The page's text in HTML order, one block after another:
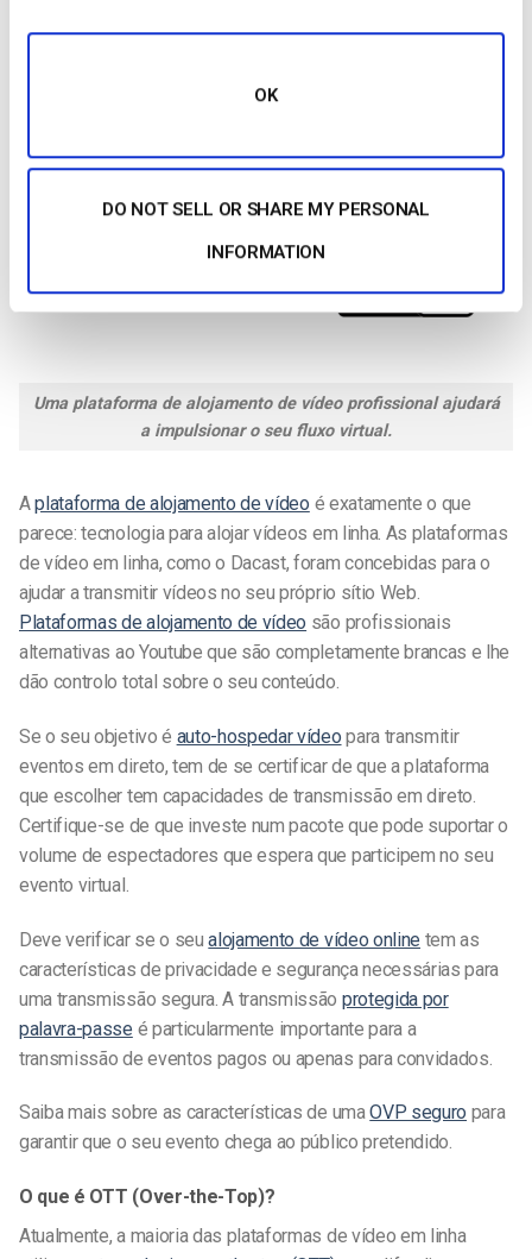
OK
DO NOT SELL OR SHARE MY PERSONAL
INFORMATION
O que é uma plataforma de alojamento de vídeo?
Uma plataforma de alojamento de vídeo profissional ajudará
a impulsionar o seu fluxo virtual.
Aplataforma de alojamento de vídeo é exatamente o que
parece:tecnologia para alojar vídeos em linha. As plataformas
de vídeo em linha, como o Dacast, foram concebidas para o
ajudar a transmitir vídeos no seu próprio sítio Web.
Plataformas de alojamento de vídeo são profissionais
alternativas ao Youtube que são completamente brancas e lhe
dão controlo total sobre o seu conteúdo.
Se o seu objetivo é auto-hospedar vídeo para transmitir
eventos em direto, tem de se certificar de que a plataforma
que escolher tem capacidades de transmissão em direto.
Certifique-se de que investe num pacote que pode suportar o
volume de espectadores que espera que participem no seu
evento virtual.
Deve verificar se o seualojamento de vídeo online tem as
características de privacidade e segurança necessárias para
uma transmissão segura. A transmissão protegida por
palavra-passe é particularmente importante para a
transmissão de eventos pagos ou apenas para convidados.
Saiba mais sobre as características de umaOVP seguro para
garantir que o seu evento chega ao público pretendido.
O que é OTT (Over-the-Top)?
Atualmente, a maioria das plataformas de vídeo em linha